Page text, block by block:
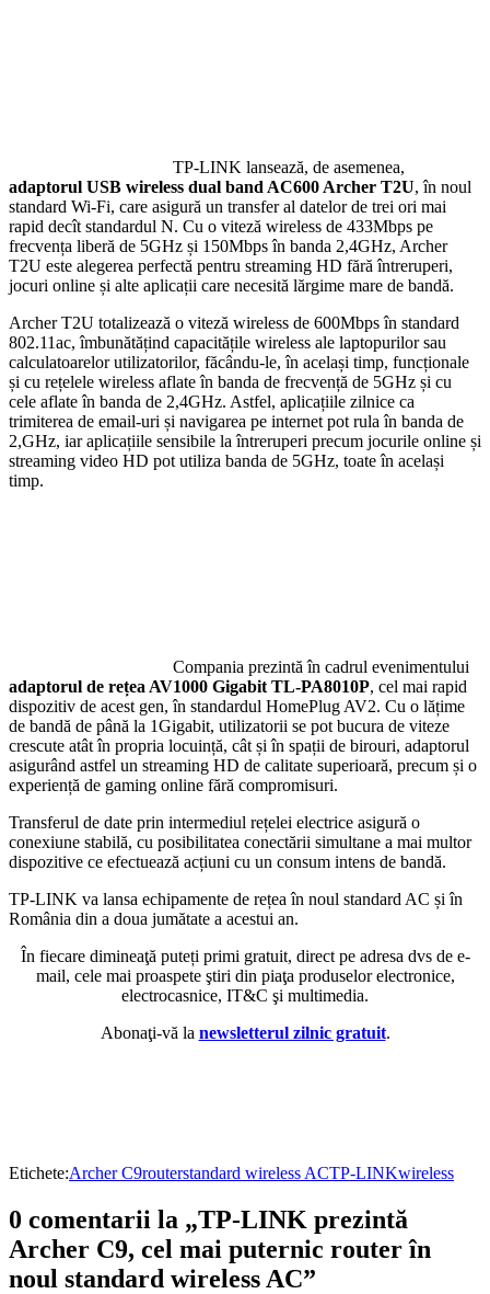
TP-LINK lansează, de asemenea,
adaptorul USB wireless dual band AC600 Archer T2U, în noul
standard Wi-Fi, care asigură un transfer al datelor de trei ori mai
rapid decît standardul N. Cu o viteză wireless de 433Mbps pe
frecvența liberă de 5GHz și 150Mbps în banda 2,4GHz, Archer
T2U este alegerea perfectă pentru streaming HD fără întreruperi,
jocuri online și alte aplicații care necesită lărgime mare de bandă.
Archer T2U totalizează o viteză wireless de 600Mbps în standard
802.11ac, îmbunătățind capacitățile wireless ale laptopurilor sau
calculatoarelor utilizatorilor, făcându-le, în același timp, funcționale
și cu rețelele wireless aflate în banda de frecvență de 5GHz și cu
cele aflate în banda de 2,4GHz. Astfel, aplicațiile zilnice ca
trimiterea de email-uri și navigarea pe internet pot rula în banda de
2,GHz, iar aplicațiile sensibile la întreruperi precum jocurile online și
streaming video HD pot utiliza banda de 5GHz, toate în același
timp.
Compania prezintă în cadrul evenimentului
adaptorul de rețea AV1000 Gigabit TL-PA8010P, cel mai rapid
dispozitiv de acest gen, în standardul HomePlug AV2. Cu o lățime
de bandă de până la 1Gigabit, utilizatorii se pot bucura de viteze
crescute atât în propria locuință, cât și în spații de birouri, adaptorul
asigurând astfel un streaming HD de calitate superioară, precum și o
experiență de gaming online fără compromisuri.
Transferul de date prin intermediul rețelei electrice asigură o
conexiune stabilă, cu posibilitatea conectării simultane a mai multor
dispozitive ce efectuează acțiuni cu un consum intens de bandă.
TP-LINK va lansa echipamente de rețea în noul standard AC și în
România din a doua jumătate a acestui an.
În fiecare dimineaţă puteți primi gratuit, direct pe adresa dvs de e-
mail, cele mai proaspete ştiri din piaţa produselor electronice,
electrocasnice, IT&C şi multimedia.
Abonaţi-vă la newsletterul zilnic gratuit.
Etichete:Archer C9routerstandard wireless ACTP-LINKwireless
0 comentarii la „TP-LINK prezintă
Archer C9, cel mai puternic router în
noul standard wireless AC”